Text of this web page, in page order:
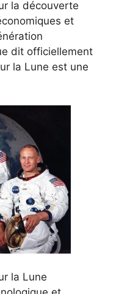
la découverte
et
dit officiellement
la Lune est une
la Lune